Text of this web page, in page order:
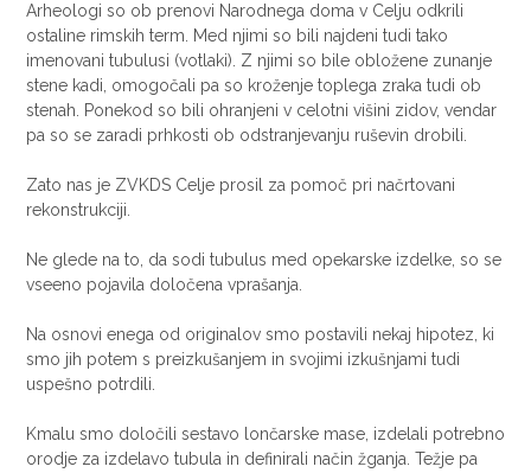
Arheologi so ob prenovi Narodnega doma v Celju odkrili
ostaline rimskih term. Med njimi so bili najdeni tudi tako
imenovani tubulusi (votlaki). Z njimi so bile obložene zunanje
stene kadi, omogočali pa so kroženje toplega zraka tudi ob
stenah. Ponekod so bili ohranjeni v celotni višini zidov, vendar
pa so se zaradi prhkosti ob odstranjevanju ruševin drobili.
Zato nas je ZVKDS Celje prosil za pomoč pri načrtovani
rekonstrukciji.
Ne glede na to, da sodi tubulus med opekarske izdelke, so se
vseeno pojavila določena vprašanja.
Na osnovi enega od originalov smo postavili nekaj hipotez, ki
smo jih potem s preizkušanjem in svojimi izkušnjami tudi
uspešno potrdili.
Kmalu smo določili sestavo lončarske mase, izdelali potrebno
orodje za izdelavo tubula in definirali način žganja. Težje pa